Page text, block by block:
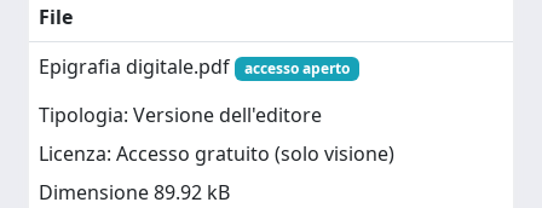
File
Epigrafia digitale.pdf
accesso aperto
Tipologia: Versione dell'editore
Licenza: Accesso gratuito (solo visione)
Dimensione 89.92 kB